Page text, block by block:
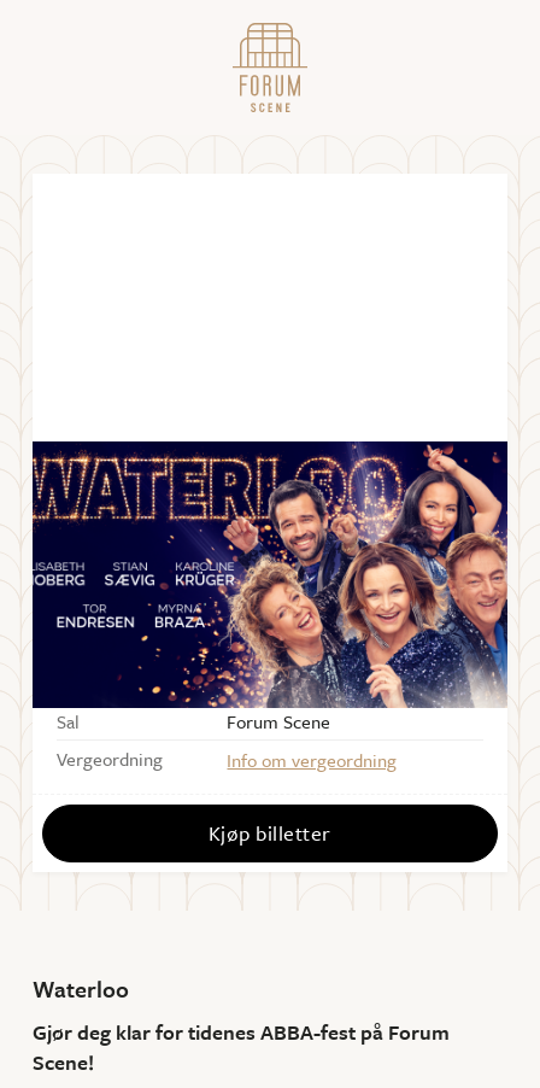
WATERLOO // 23.10
OKTOBER 2026
Starter
19:00
Dørene åpner
1 time før forestilling
Varighet
ca. 90 min uten pause
Sal
Forum Scene
Vergeordning
Info om vergeordning
Kjøp billetter
Waterloo
Gjør deg klar for tidenes ABBA-fest på Forum
Scene!